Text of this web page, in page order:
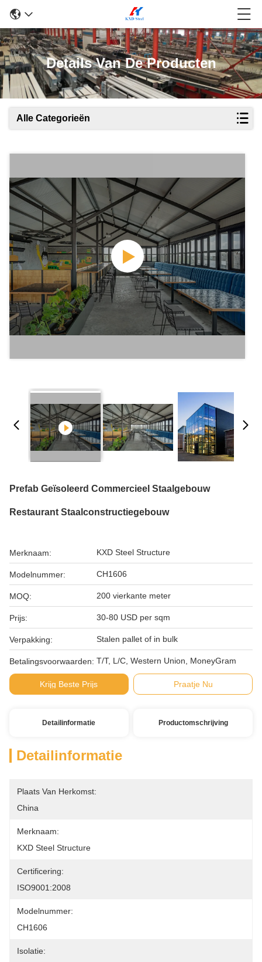
Details Van De Producten
Alle Categorieën
Prefab Geïsoleerd Commercieel Staalgebouw
Restaurant Staalconstructiegebouw
Merknaam: KXD Steel Structure
Modelnummer: CH1606
MOQ: 200 vierkante meter
Prijs: 30-80 USD per sqm
Verpakking: Stalen pallet of in bulk
Betalingsvoorwaarden: T/T, L/C, Western Union, MoneyGram
Krijg Beste Prijs Praatje Nu
Detailinformatie Productomschrijving
Detailinformatie
Plaats Van Herkomst:
China
Merknaam:
KXD Steel Structure
Certificering:
ISO9001:2008
Modelnummer:
CH1606
Isolatie: